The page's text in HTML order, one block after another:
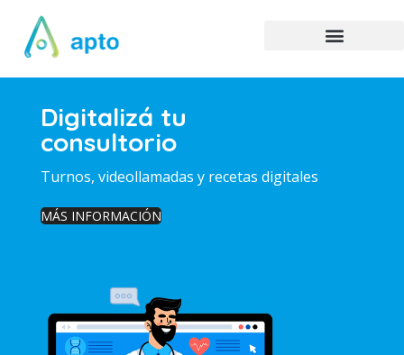
Digitalizá tu
consultorio
Turnos, videollamadas y recetas digitales
MÁS INFORMACIÓN